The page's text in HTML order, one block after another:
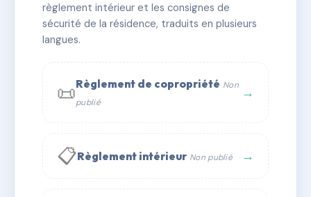
✓ Immatriculée 🏠 23 lots 🏗 2 bâtiment(s)
📞 Contacter Syndic Digital 💬 WhatsApp
✉ Email
règlement intérieur et les consignes de
sécurité de la résidence, traduits en plusieurs
langues.
📜Règlement de copropriété Non
publié
→
📋Règlement intérieur Non publié →